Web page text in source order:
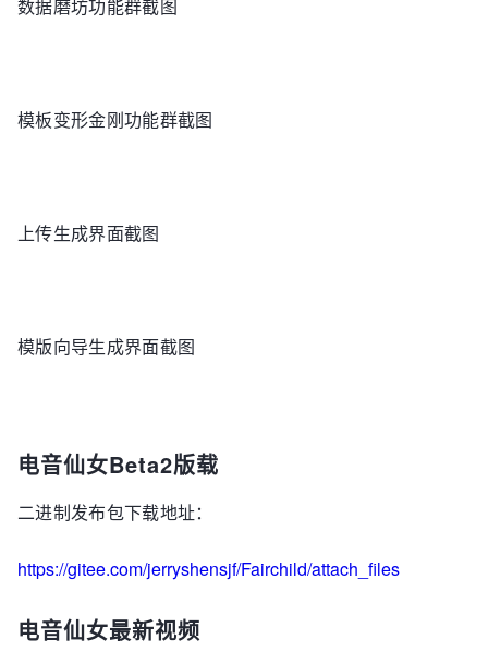
数据磨坊功能群截图
模板变形金刚功能群截图
上传生成界面截图
模版向导生成界面截图
电音仙女Beta2版载
二进制发布包下载地址：
https://gitee.com/jerryshensjf/Fairchild/attach_files
电音仙女最新视频